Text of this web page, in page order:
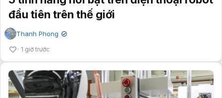
đầu tiên trên thế giới
Thanh Phong ✔
1 giờ trước